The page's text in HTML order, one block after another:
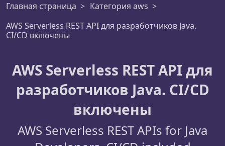
Главная страница
Категория aws
AWS Serverless REST API для разработчиков Java.
CI/CD включены
AWS Serverless REST API для
разработчиков Java. CI/CD
включены
AWS Serverless REST APIs for Java